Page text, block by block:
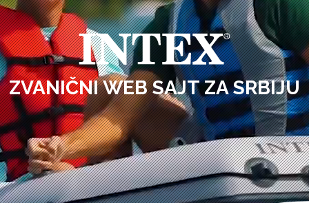
ZVANIČNI WEB SAJT ZA SRBIJU